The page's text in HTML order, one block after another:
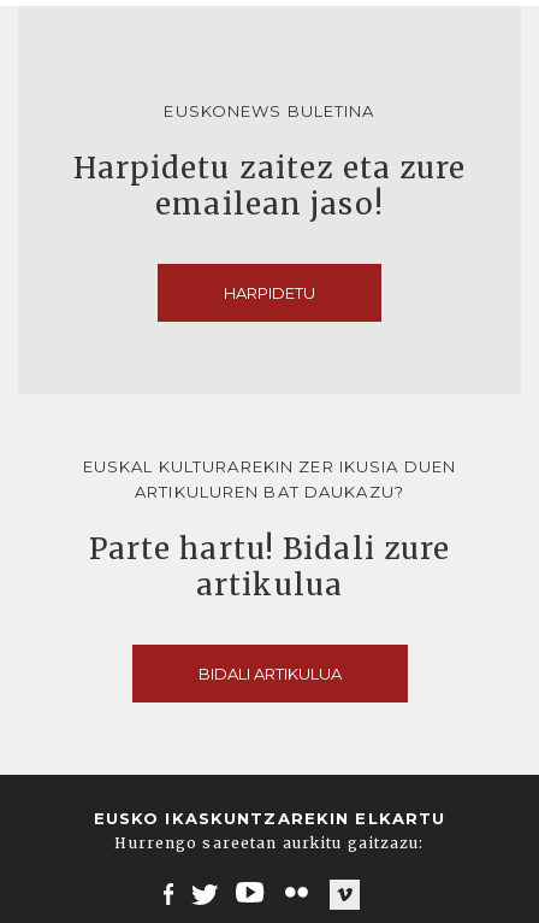
EUSKONEWS BULETINA
Harpidetu zaitez eta zure
emailean jaso!
HARPIDETU
EUSKAL KULTURAREKIN ZER IKUSIA DUEN
ARTIKULUREN BAT DAUKAZU?
Parte hartu! Bidali zure
artikulua
BIDALI ARTIKULUA
EUSKO IKASKUNTZAREKIN ELKARTU
Hurrengo sareetan aurkitu gaitzazu: